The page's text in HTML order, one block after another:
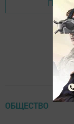
ОБЩЕСТВО